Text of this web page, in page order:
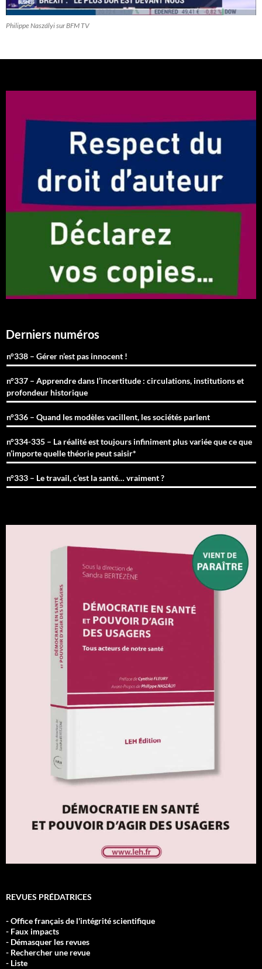
Philippe Naszályi sur BFM TV
Derniers numéros
n°338 – Gérer n’est pas innocent !
n°337 – Apprendre dans l’incertitude : circulations, institutions et
profondeur historique
n°336 – Quand les modèles vacillent, les sociétés parlent
n°334-335 – La réalité est toujours infiniment plus variée que ce que
n’importe quelle théorie peut saisir*
n°333 – Le travail, c’est la santé… vraiment ?
REVUES PRÉDATRICES
- Office français de l'intégrité scientifique
- Faux impacts
- Démasquer les revues
- Rechercher une revue
- Liste